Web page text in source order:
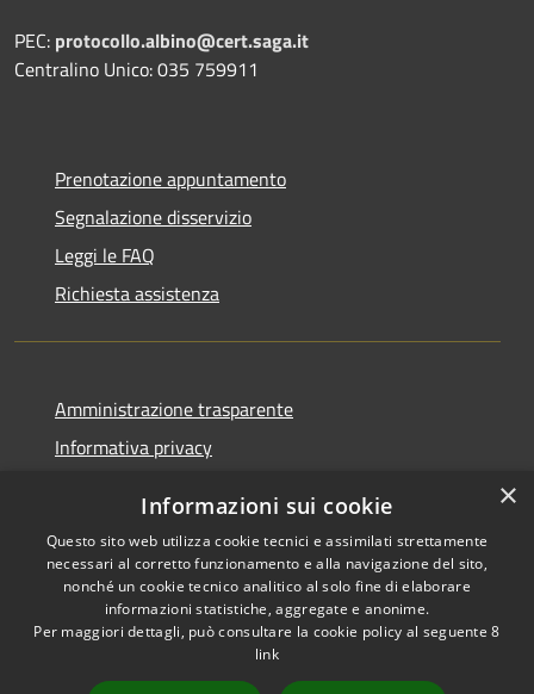
PEC: protocollo.albino@cert.saga.it
Centralino Unico: 035 759911
Prenotazione appuntamento
Segnalazione disservizio
Leggi le FAQ
Richiesta assistenza
Amministrazione trasparente
Informativa privacy
Dichiarazione di accessibilità
RSS
Copyright © 2026 • Comune di
×
Informazioni sui cookie
Questo sito web utilizza cookie tecnici e assimilati strettamente
necessari al corretto funzionamento e alla navigazione del sito,
nonché un cookie tecnico analitico al solo fine di elaborare
informazioni statistiche, aggregate e anonime.
Per maggiori dettagli, può consultare la cookie policy al seguente8
link